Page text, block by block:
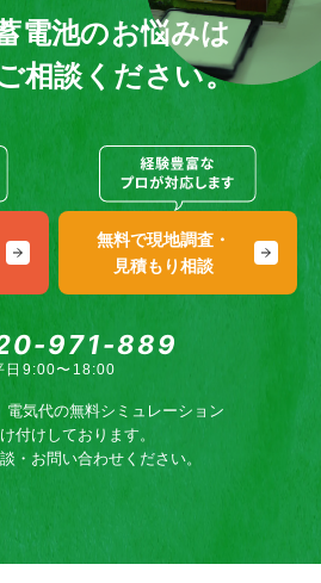
電池のお悩みは
相談ください。
無料で現地調査・
見積もり相談
971-889
日9:00〜18:00
電気代の無料シミュレーション
付けしております。
・お問い合わせください。